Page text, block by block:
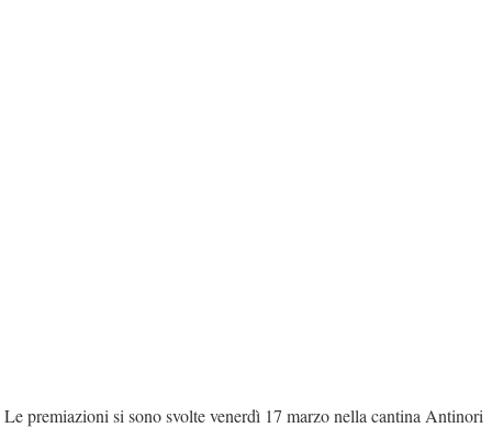
Le premiazioni si sono svolte venerdì 17 marzo nella cantina Antinori